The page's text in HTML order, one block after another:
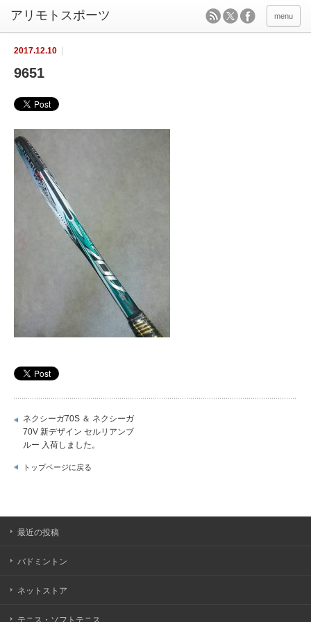
menu
2017.12.10
9651
ネクシーガ70S ＆ ネクシーガ
70V 新デザイン セルリアンブ
ルー 入荷しました。
トップページに戻る
最近の投稿
バドミントン
ネットストア
テニス・ソフトテニス